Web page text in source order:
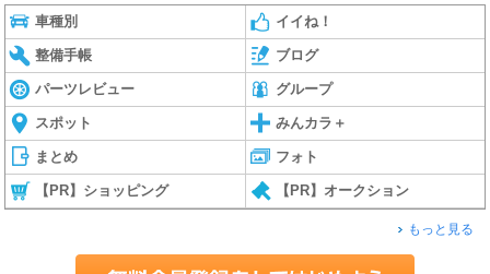
車種別 イイね！
整備手帳 ブログ
パーツレビュー グループ
スポット みんカラ＋
まとめ フォト
【PR】ショッピング 【PR】オークション
もっと見る